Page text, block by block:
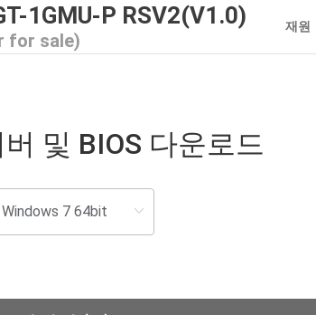
1GMU-P RSV2(V1.0)
for sale)
재원
및 BIOS 다운로드